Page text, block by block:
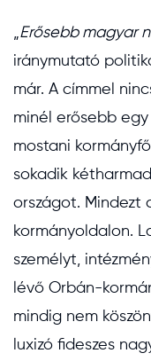
„Erősebb magyar
iránymutató
már. A címmel
minél erősebb
mostani
sokadik
országot. Mindezt
kormányoldalon.
személyt,
lévő Orbán-
mindig nem
luxizó fideszes